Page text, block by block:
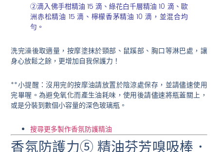
②滴入佛手柑精油 15 滴、綠花白千層精油 10 滴、歐
洲赤松精油 15 滴、檸檬香茅精油 10 滴，並混合均
勻。
洗完澡後取適量，按摩塗抹於頸部、鼠蹊部、胸口等淋巴處，讓
身心放鬆之餘，更增加自我保護力！
**小提醒：沒用完的按摩油請放置於陰涼處保存，並請儘速使用
完畢喔。為避免氧化而產生油耗味，使用後請儘速將瓶蓋關上，
或是分裝到數個小容量的深色玻璃瓶。
搜尋更多製作香氛防護精油
香氛防護力⑤ 精油芬芳嗅吸棒．